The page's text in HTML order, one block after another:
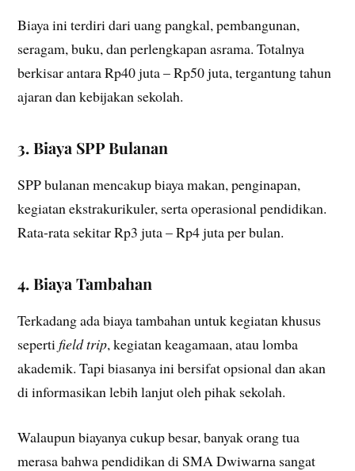
Biaya ini terdiri dari uang pangkal, pembangunan,
seragam, buku, dan perlengkapan asrama. Totalnya
berkisar antara Rp40 juta – Rp50 juta, tergantung tahun
ajaran dan kebijakan sekolah.
3. Biaya SPP Bulanan
SPP bulanan mencakup biaya makan, penginapan,
kegiatan ekstrakurikuler, serta operasional pendidikan.
Rata-rata sekitar Rp3 juta – Rp4 juta per bulan.
4. Biaya Tambahan
Terkadang ada biaya tambahan untuk kegiatan khusus
seperti field trip, kegiatan keagamaan, atau lomba
akademik. Tapi biasanya ini bersifat opsional dan akan
di informasikan lebih lanjut oleh pihak sekolah.
Walaupun biayanya cukup besar, banyak orang tua
merasa bahwa pendidikan di SMA Dwiwarna sangat